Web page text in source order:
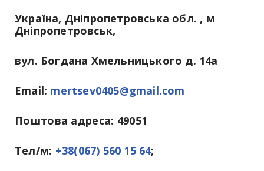
Україна, Дніпропетровська обл. , м
Дніпропетровськ,
вул. Богдана Хмельницького д. 14а
Email: mertsev0405@gmail.com
Поштова адреса: 49051
Тел/м: +38(067) 560 15 64;